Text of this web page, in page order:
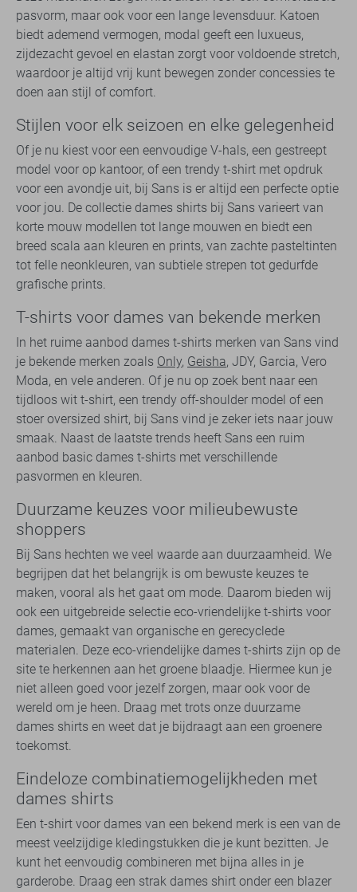
pasvorm, maar ook voor een lange levensduur. Katoen
biedt ademend vermogen, modal geeft een luxueus,
zijdezacht gevoel en elastan zorgt voor voldoende stretch,
waardoor je altijd vrij kunt bewegen zonder concessies te
doen aan stijl of comfort.
Stijlen voor elk seizoen en elke gelegenheid
Of je nu kiest voor een eenvoudige V-hals, een gestreept
model voor op kantoor, of een trendy t-shirt met opdruk
voor een avondje uit, bij Sans is er altijd een perfecte optie
voor jou. De collectie dames shirts bij Sans varieert van
korte mouw modellen tot lange mouwen en biedt een
breed scala aan kleuren en prints, van zachte pasteltinten
tot felle neonkleuren, van subtiele strepen tot gedurfde
grafische prints.
T-shirts voor dames van bekende merken
In het ruime aanbod dames t-shirts merken van Sans vind
je bekende merken zoals Only, Geisha, JDY, Garcia, Vero
Moda, en vele anderen. Of je nu op zoek bent naar een
tijdloos wit t-shirt, een trendy off-shoulder model of een
stoer oversized shirt, bij Sans vind je zeker iets naar jouw
smaak. Naast de laatste trends heeft Sans een ruim
aanbod basic dames t-shirts met verschillende
pasvormen en kleuren.
Duurzame keuzes voor milieubewuste
shoppers
Bij Sans hechten we veel waarde aan duurzaamheid. We
begrijpen dat het belangrijk is om bewuste keuzes te
maken, vooral als het gaat om mode. Daarom bieden wij
ook een uitgebreide selectie eco-vriendelijke t-shirts voor
dames, gemaakt van organische en gerecyclede
materialen. Deze eco-vriendelijke dames t-shirts zijn op de
site te herkennen aan het groene blaadje. Hiermee kun je
niet alleen goed voor jezelf zorgen, maar ook voor de
wereld om je heen. Draag met trots onze duurzame
dames shirts en weet dat je bijdraagt aan een groenere
toekomst.
Eindeloze combinatiemogelijkheden met
dames shirts
Een t-shirt voor dames van een bekend merk is een van de
meest veelzijdige kledingstukken die je kunt bezitten. Je
kunt het eenvoudig combineren met bijna alles in je
garderobe. Draag een strak dames shirt onder een blazer